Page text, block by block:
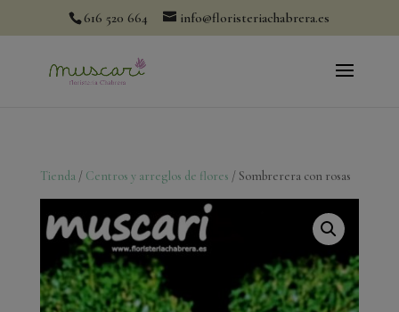
616 520 664 info@floristeriachabrera.es
Tienda/ Centros y arreglos de flores / Sombrerera con rosas
modal-check